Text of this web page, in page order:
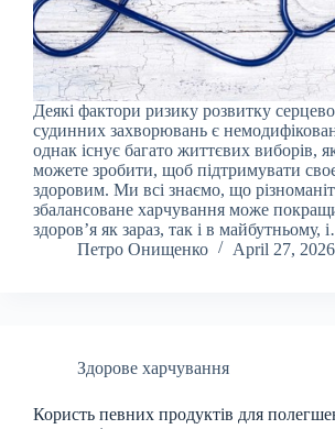
Деякі фактори ризику розвитку
судинних захворювань є
однак існує багато життєвих виборів,
можете зробити, щоб підтримувати
здоровим. Ми всі знаємо, що
збалансоване харчування може
здоров’я як зараз, так і в майбутньому,
Петро Онищенко
April 27, 2026
Здорове харчування
Користь певних продуктів для